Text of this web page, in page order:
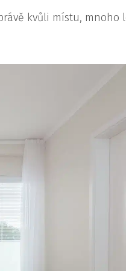
kvůli místu, mnoho